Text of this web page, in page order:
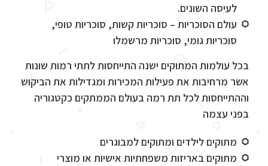
לעיסה השונים.
עולם הסוכריות – סוכריות קשות, סוכריות טופי,
סוכריות גומי, סוכריות מרשמלו
בכל עולמות המתוקים ישנה התייחסות לתתי רמות שונות
אשר מרחיבות את פעילות המכירות ומגדילות את הביקוש
וההתייחסות לכל תת רמה בעולם הממתקים כקטגוריה
בפני עצמה
מתוקים לילדים ומתוקים למבוגרים
מתוקים באריזות משפחתיות אישיות או מוצרי